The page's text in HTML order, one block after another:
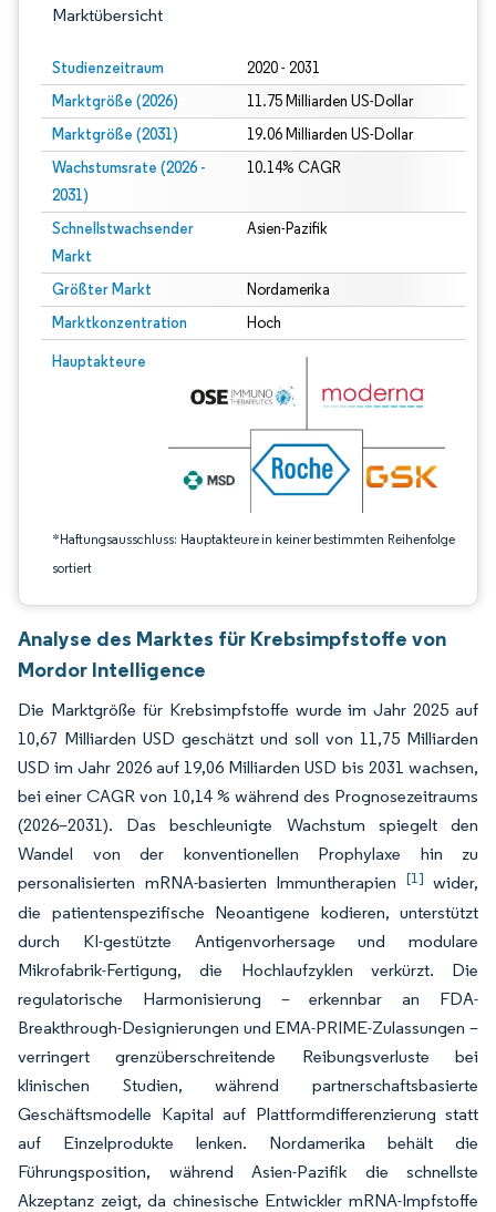
Marktübersicht
Studienzeitraum 2020 - 2031
Marktgröße (2026) 11.75 Milliarden US-Dollar
Marktgröße (2031) 19.06 Milliarden US-Dollar
Wachstumsrate (2026 -
2031)
10.14% CAGR
Schnellstwachsender
Markt
Asien-Pazifik
Größter Markt Nordamerika
Marktkonzentration Hoch
Hauptakteure
*Haftungsausschluss: Hauptakteure in keiner bestimmten Reihenfolge
sortiert
Bild © Mordor Intelligence. Wiederverwendung erfordert Namensnennung
Analyse des Marktes für Krebsimpfstoffe von
Mordor Intelligence
Die Marktgröße für Krebsimpfstoffe wurde im Jahr 2025 auf
10,67 Milliarden USD geschätzt und soll von 11,75 Milliarden
USD im Jahr 2026 auf 19,06 Milliarden USD bis 2031 wachsen,
bei einer CAGR von 10,14 % während des Prognosezeitraums
(2026–2031). Das beschleunigte Wachstum spiegelt den
Wandel von der konventionellen Prophylaxe hin zu
personalisierten mRNA-basierten Immuntherapien [1] wider,
die patientenspezifische Neoantigene kodieren, unterstützt
durch KI-gestützte Antigenvorhersage und modulare
Mikrofabrik-Fertigung, die Hochlaufzyklen verkürzt. Die
regulatorische Harmonisierung – erkennbar an FDA-
Breakthrough-Designierungen und EMA-PRIME-Zulassungen –
verringert grenzüberschreitende Reibungsverluste bei
klinischen Studien, während partnerschaftsbasierte
Geschäftsmodelle Kapital auf Plattformdifferenzierung statt
auf Einzelprodukte lenken. Nordamerika behält die
Führungsposition, während Asien-Pazifik die schnellste
Akzeptanz zeigt, da chinesische Entwickler mRNA-Impfstoffe